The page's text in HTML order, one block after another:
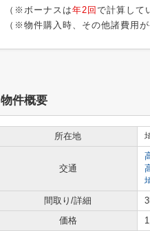
（※ボーナスは年2回 で計算して
（※物件購入時、その他諸費用
物件概要
所在地
交通
間取り/詳細
価格